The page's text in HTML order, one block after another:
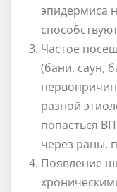
эпидермиса
Частое
(бани, саун,
разной
попасться
через раны,
Появление